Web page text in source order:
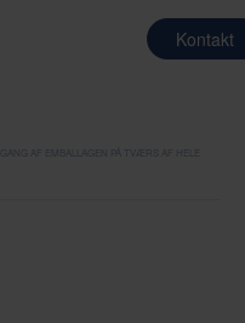
Kontakt
AF EMBALLAGEN PÅ TVÆRS AF HELE